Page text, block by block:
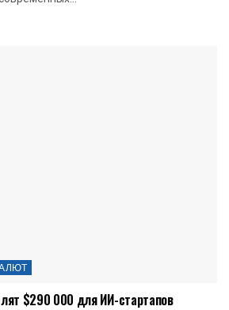
$290 000 для ИИ-стартапов